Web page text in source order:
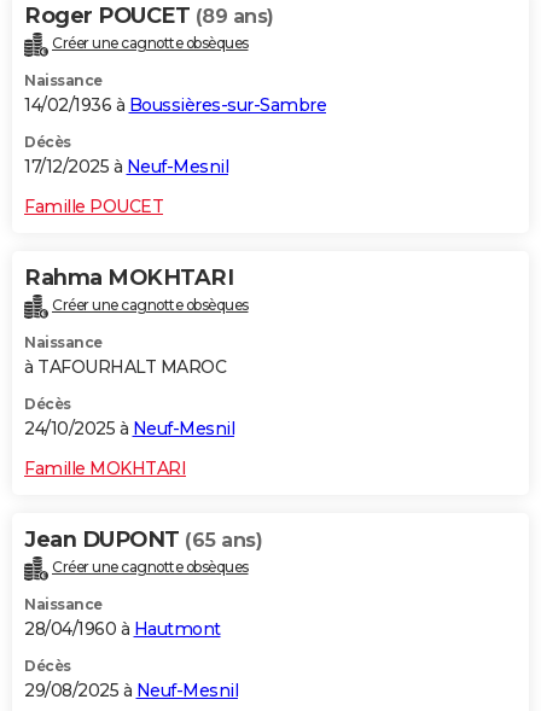
Dictionnaire
Biographies
Citations
Expressions
Proverbes
PROGRAMME TV
COPAINS D'AVANT
S'inscrire
Se connecter
Lycées
Collèges
Primaires
Universités
Entreprises
Service militaire
Avis de recherche
AVIS DE DÉCÈS
Roger POUCET (89 ans)
Créer une cagnotte obsèques
Naissance
14/02/1936 à Boussières-sur-Sambre
Décès
17/12/2025 à Neuf-Mesnil
Famille POUCET
Rahma MOKHTARI
Créer une cagnotte obsèques
Naissance
à TAFOURHALT MAROC
Décès
24/10/2025 à Neuf-Mesnil
Famille MOKHTARI
Jean DUPONT (65 ans)
Créer une cagnotte obsèques
Naissance
28/04/1960 à Hautmont
Décès
29/08/2025 à Neuf-Mesnil